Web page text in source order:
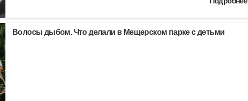
Волосы дыбом. Что делали в Мещерском парке с детьми